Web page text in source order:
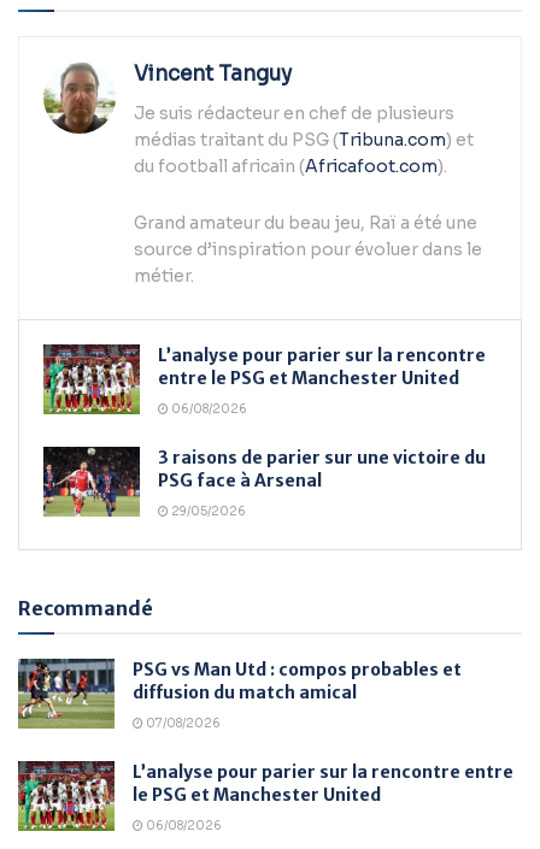
Vincent Tanguy
Je suis rédacteur en chef de plusieurs
médias traitant du PSG (Tribuna.com) et
du football africain (Africafoot.com).
Grand amateur du beau jeu, Raï a été une
source d’inspiration pour évoluer dans le
métier.
L’analyse pour parier sur la rencontre
entre le PSG et Manchester United
06/08/2026
3 raisons de parier sur une victoire du
PSG face à Arsenal
29/05/2026
Recommandé
PSG vs Man Utd : compos probables et
diffusion du match amical
07/08/2026
L’analyse pour parier sur la rencontre entre
le PSG et Manchester United
06/08/2026